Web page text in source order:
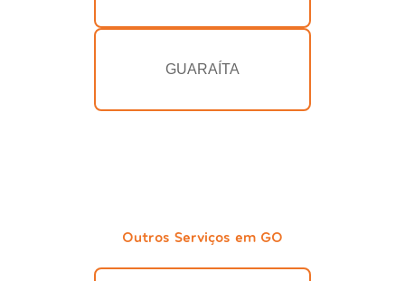
GUARAÍTA
Outros Serviços em GO